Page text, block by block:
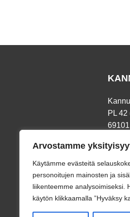
Arvostamme
Käytämme evästeitä
personoitujen mainosten ja
liikenteemme analysoimiseksi.
käytön klikkaamalla ”Hyväksy
PL
Puh.
Fax.